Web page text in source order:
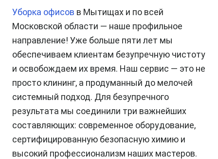
Уборка офисов в Мытищах и по всей
Московской области — наше профильное
направление! Уже больше пяти лет мы
обеспечиваем клиентам безупречную чистоту
и освобождаем их время. Наш сервис — это не
просто клининг, а продуманный до мелочей
системный подход. Для безупречного
результата мы соединили три важнейших
составляющих: современное оборудование,
сертифицированную безопасную химию и
высокий профессионализм наших мастеров.